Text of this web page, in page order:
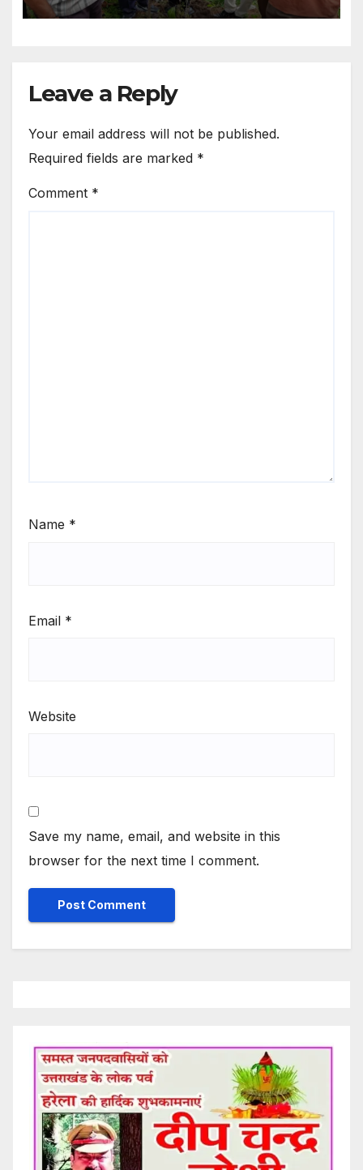
Leave a Reply
Your email address will not be published.
Required fields are marked *
Comment *
Name *
Email *
Website
Save my name, email, and website in this
browser for the next time I comment.